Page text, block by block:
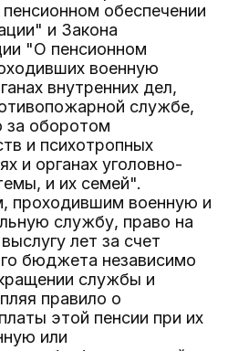
обеспечении
и Закона
"О пенсионном
военную
внутренних дел,
службе,
за оборотом
и психотропных
и органах уголовно-
и их семей".
проходившим военную и
службу, право на
лет за счет
бюджета независимо
службы и
правило о
этой пенсии при их
или